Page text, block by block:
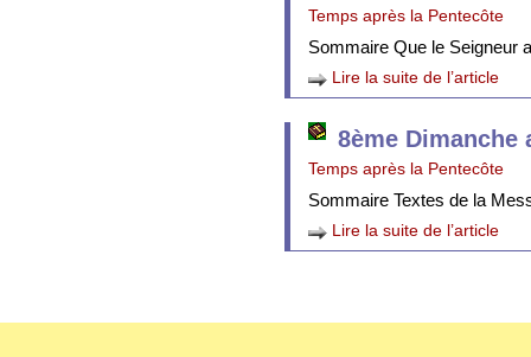
Temps après la Pentecôte
Sommaire Que le Seigneur
Lire la suite de l’article
8ème Dimanche
Temps après la Pentecôte
Sommaire Textes de la
Lire la suite de l’article